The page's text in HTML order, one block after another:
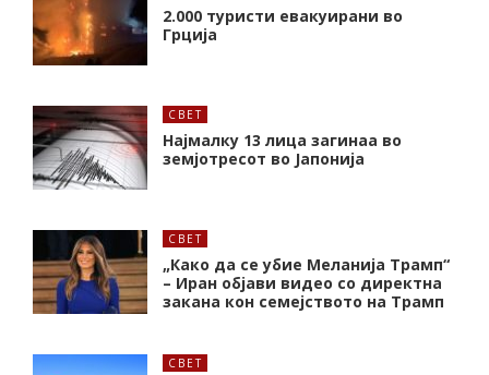
2.000 туристи евакуирани во
Грција
СВЕТ
Најмалку 13 лица загинаа во
земјотресот во Јапонија
СВЕТ
„Како да се убие Меланија Трамп“
– Иран објави видео со директна
закана кон семејството на Трамп
СВЕТ